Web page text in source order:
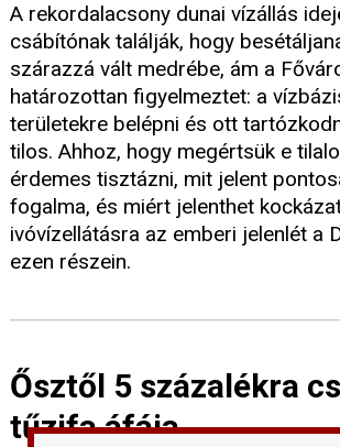
A rekordalacsony dunai vízállás
csábítónak találják, hogy
szárazzá vált medrébe, ám a
határozottan figyelmeztet: a
területekre belépni és ott
tilos. Ahhoz, hogy megértsük e
érdemes tisztázni, mit jelent
fogalma, és miért jelenthet
ivóvízellátásra az emberi jelenlét a
ezen részein.
Ősztől 5 százalékra
tűzifa áfája